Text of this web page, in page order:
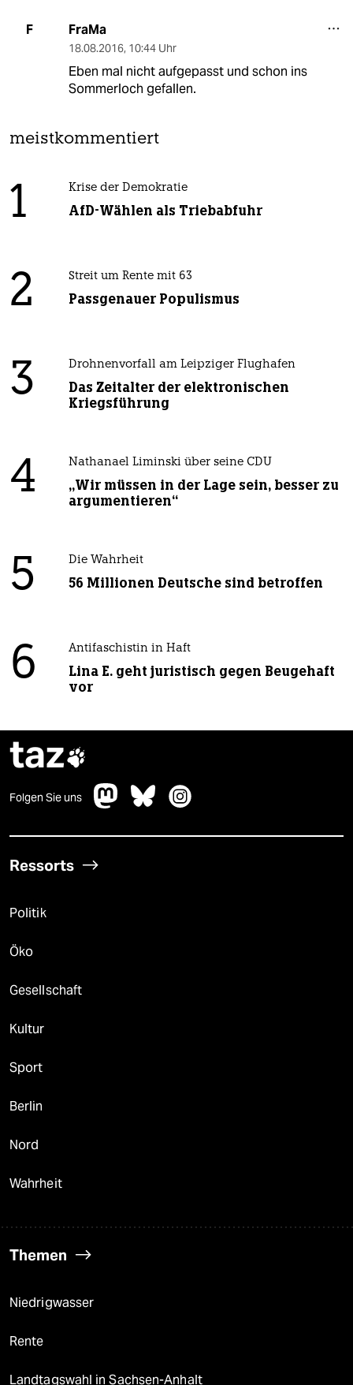
F FraMa
18.08.2016, 10:44 Uhr
Eben mal nicht aufgepasst und schon ins
Sommerloch gefallen.
meistkommentiert
1 Krise der Demokratie
AfD-Wählen als Triebabfuhr
2 Streit um Rente mit 63
Passgenauer Populismus
3 Drohnenvorfall am Leipziger Flughafen
Das Zeitalter der elektronischen
Kriegsführung
4 Nathanael Liminski über seine CDU
„Wir müssen in der Lage sein, besser zu
argumentieren“
5 Die Wahrheit
56 Millionen Deutsche sind betroffen
6 Antifaschistin in Haft
Lina E. geht juristisch gegen Beugehaft
vor
taz
Folgen Sie uns
Ressorts
Politik
Öko
Gesellschaft
Kultur
Sport
Berlin
Nord
Wahrheit
Themen
Niedrigwasser
Rente
Landtagswahl in Sachsen-Anhalt